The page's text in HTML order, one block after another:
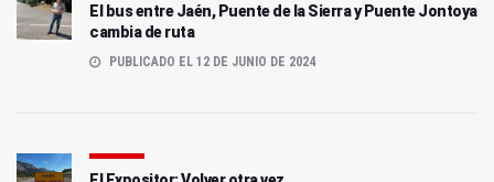
El bus entre Jaén, Puente de la Sierra y Puente Jontoya
cambia de ruta
PUBLICADO EL 12 DE JUNIO DE 2024